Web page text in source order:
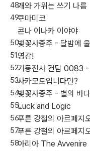
개와 가위는 쓰기 나름
쿠마미코
콘나 이나카 이야야
벚꽃사중주 - 달밤에
영감!
기동전사 건담 0083
사카모토입니다만?
벚꽃사중주 - 별의 바다
Luck and Logic
푸른 강철의 아르페
푸른 강철의 아르페
아리아 The Avvenire